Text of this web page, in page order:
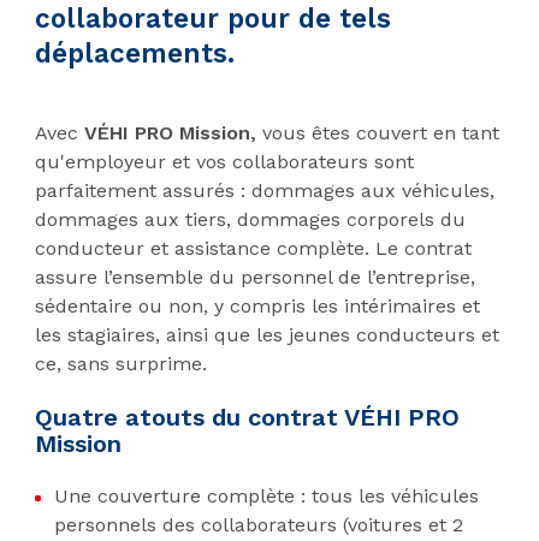
collaborateur pour de tels
déplacements.
Avec VÉHI PRO Mission, vous êtes couvert en tant
qu'employeur et vos collaborateurs sont
parfaitement assurés : dommages aux véhicules,
dommages aux tiers, dommages corporels du
conducteur et assistance complète. Le contrat
assure l’ensemble du personnel de l’entreprise,
sédentaire ou non, y compris les intérimaires et
les stagiaires, ainsi que les jeunes conducteurs et
ce, sans surprime.
Quatre atouts du contrat VÉHI PRO
Mission
Une couverture complète : tous les véhicules
personnels des collaborateurs (voitures et 2